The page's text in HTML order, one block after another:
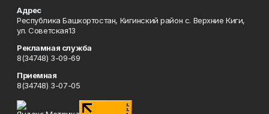
Адрес
Республика Башкортостан, Кигинский район с. Верхние Киги,
ул. Советская13
Рекламная служба
8(34748) 3-09-69
Приемная
8(34748) 3-07-05